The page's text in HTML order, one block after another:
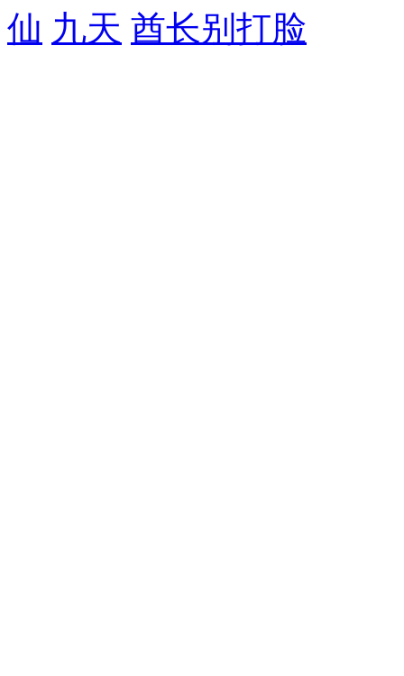
仙 九天 酋长别打脸